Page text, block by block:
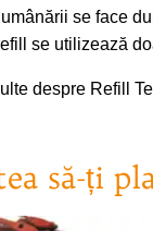
se face
se utilizează
despre Refill
să-ți